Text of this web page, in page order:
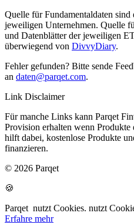
Quelle für Fundamentaldaten
jeweiligen Unternehmen. Quelle
und Datenblätter der jeweiligen
überwiegend von DivvyDiary.
Fehler gefunden? Bitte sende
an daten@parqet.com.
Link Disclaimer
Für manche Links kann Parqet
Provision erhalten wenn
hilft dabei, kostenlose Produkte
finanzieren.
© 2026 Parqet
🍪
Parqet nutzt Cookies. nutzt
Erfahre mehr